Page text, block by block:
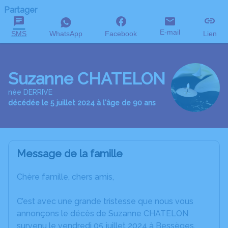
Partager
SMS WhatsApp Facebook E-mail Lien
Suzanne CHATELON
née DERRIVE
décédée le 5 juillet 2024 à l'âge de 90 ans
Message de la famille
Chère famille, chers amis,
C’est avec une grande tristesse que nous vous
annonçons le décès de Suzanne CHATELON
survenu le vendredi 05 juillet 2024 à Bessèges.